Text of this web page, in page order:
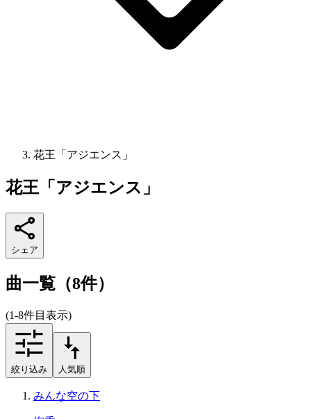
花王「アジエンス」
花王「アジエンス」
シェア
曲一覧（8件）
(1-8件目表示)
絞り込み 人気順
みんな空の下